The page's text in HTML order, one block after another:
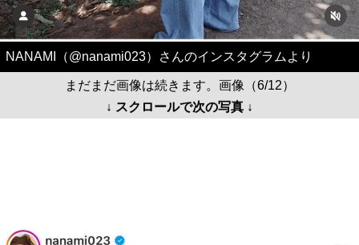
NANAMI（@nanami023）さんのインスタグラムより
まだまだ画像は続きます。画像（6/12）
↓ スクロールで次の写真 ↓